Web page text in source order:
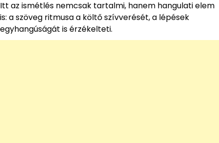
Itt az ismétlés nemcsak tartalmi, hanem hangulati elem
is: a szöveg ritmusa a költő szívverését, a lépések
egyhangúságát is érzékelteti.